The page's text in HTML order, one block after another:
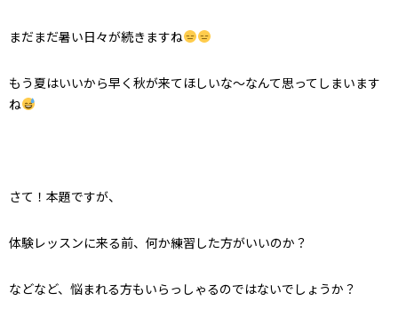
まだまだ暑い日々が続きますね
もう夏はいいから早く秋が来てほしいな～なんて思ってしまいます
ね
さて！本題ですが、
体験レッスンに来る前、何か練習した方がいいのか？
などなど、悩まれる方もいらっしゃるのではないでしょうか？